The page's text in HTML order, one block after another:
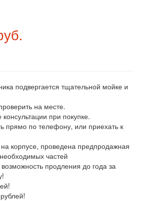
подвергается тщательной мойке и
на месте.
при покупке.
прямо по телефону, или приехать к
корпусе, проведена предпродажная
частей
продления до года за